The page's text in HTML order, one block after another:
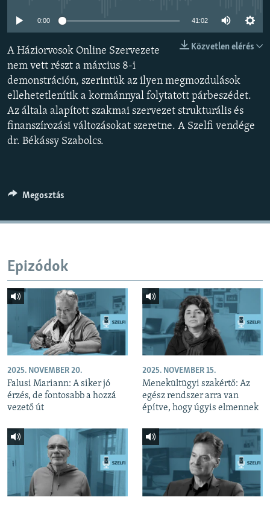
VILÁG
KLÍMAVÁLTOZÁS
A MÚLT TANULSÁGAI
KÖVESSEN MINKET!
0:00 41:02
Közvetlen elérés
A Háziorvosok Online Szervezete
nem vett részt a március 8-i
demonstráción, szerintük az ilyen megmozdulások
ellehetetlenítik a kormánnyal folytatott párbeszédet.
Az általa alapított szakmai szervezet strukturális és
finanszírozási változásokat szeretne. A Szelfi vendége
dr. Békássy Szabolcs.
Megosztás
Epizódok
2025. NOVEMBER 20.
Falusi Mariann: A siker jó
érzés, de fontosabb a hozzá
vezető út
2025. NOVEMBER 15.
Menekültügyi szakértő: Az
egész rendszer arra van
építve, hogy úgyis elmennek